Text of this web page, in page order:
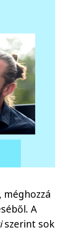
A
szerint sok